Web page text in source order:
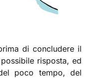
di concludere il
risposta, ed
poco tempo, del